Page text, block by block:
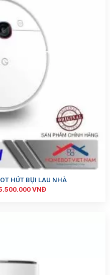
HÚT BỤI LAU NHÀ
VNĐ